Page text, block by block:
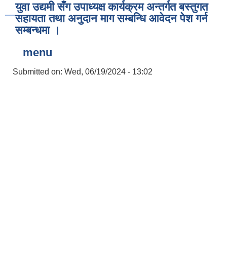
युवा उद्यमी सँग उपाध्यक्ष कार्यक्रम अन्तर्गत बस्तुगत
सहायता तथा अनुदान माग सम्बन्धि आवेदन पेश गर्न
सम्बन्धमा ।
menu
Submitted on: Wed, 06/19/2024 - 13:02